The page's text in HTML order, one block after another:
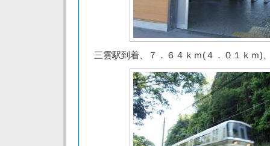
三雲駅到着、７．６４ｋｍ(４．０１ｋｍ)